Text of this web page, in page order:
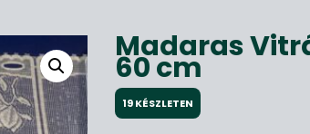
Madaras
60 cm
19 KÉSZLETEN